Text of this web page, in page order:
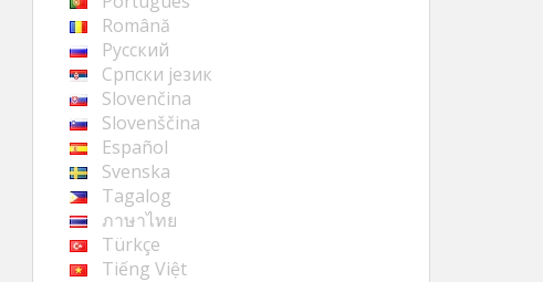
Română
Русский
Cрпски језик
Slovenčina
Slovenščina
Español
Svenska
Tagalog
ภาษาไทย
Türkçe
Tiếng Việt